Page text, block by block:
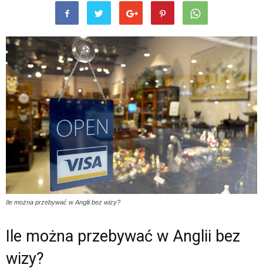
Ile można przebywać w Anglii bez wizy?
Ile można przebywać w Anglii bez
wizy?